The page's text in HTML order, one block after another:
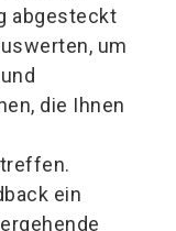
abgesteckt
um
die Ihnen
ein